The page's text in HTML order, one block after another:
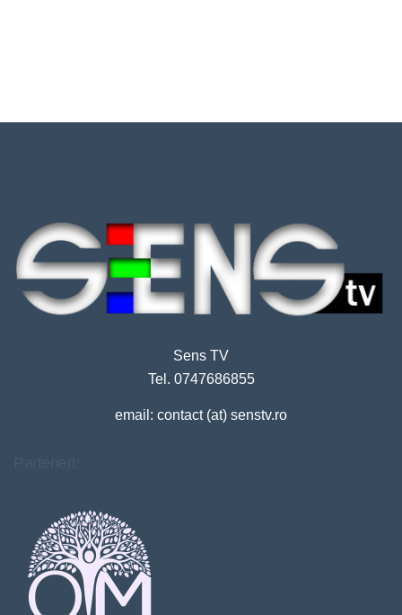
Sens TV
Tel. 0747686855
email: contact (at) senstv.ro